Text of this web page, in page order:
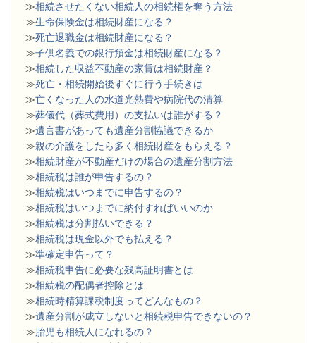
≫相続させたくない相続人の相続権を奪う方法
≫生命保険金は相続財産になる？
≫死亡退職金は相続財産になる？
≫子供名義での銀行預金は相続財産になる？
≫相続した収益不動産の家賃は相続財産？
≫死亡・相続開始後すぐに行う手続きは
≫亡くなった人の水道光熱費や病院代の清算
≫葬儀代（葬式費用）の支払いは誰がする？
≫遺言書があっても遺産分割協議できるか
≫親の介護をしたら多く相続財産をもらえる？
≫相続財産が不動産だけの場合の遺産分割方法
≫相続税は誰が申告するの？
≫相続税はいつまでに申告するの？
≫相続税はいつまでに納付すればいいのか
≫相続税は分割払いできる？
≫相続税は現金以外でも払える？
≫準確定申告って？
≫相続税申告に必要な残高証明書とは
≫相続税の配偶者控除とは
≫相続時精算課税制度ってどんなもの？
≫遺産分割が成立しないと相続税申告できないの？
≫胎児も相続人になれるの？